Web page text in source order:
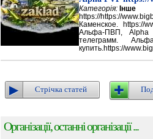
Категорія: Інше
https://https://
Каменское. https://
Альфа-ПВП, Alpha
телеграмм.
купить.https://
Стрічка статей
Організації, останні організації ...